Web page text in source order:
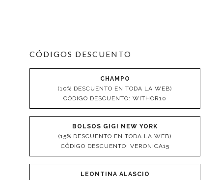
CÓDIGOS DESCUENTO
CHAMPO
(10% DESCUENTO EN TODA LA WEB)
CÓDIGO DESCUENTO: WITHOR10
BOLSOS GIGI NEW YORK
(15% DESCUENTO EN TODA LA WEB)
CÓDIGO DESCUENTO: VERONICA15
LEONTINA ALASCIO